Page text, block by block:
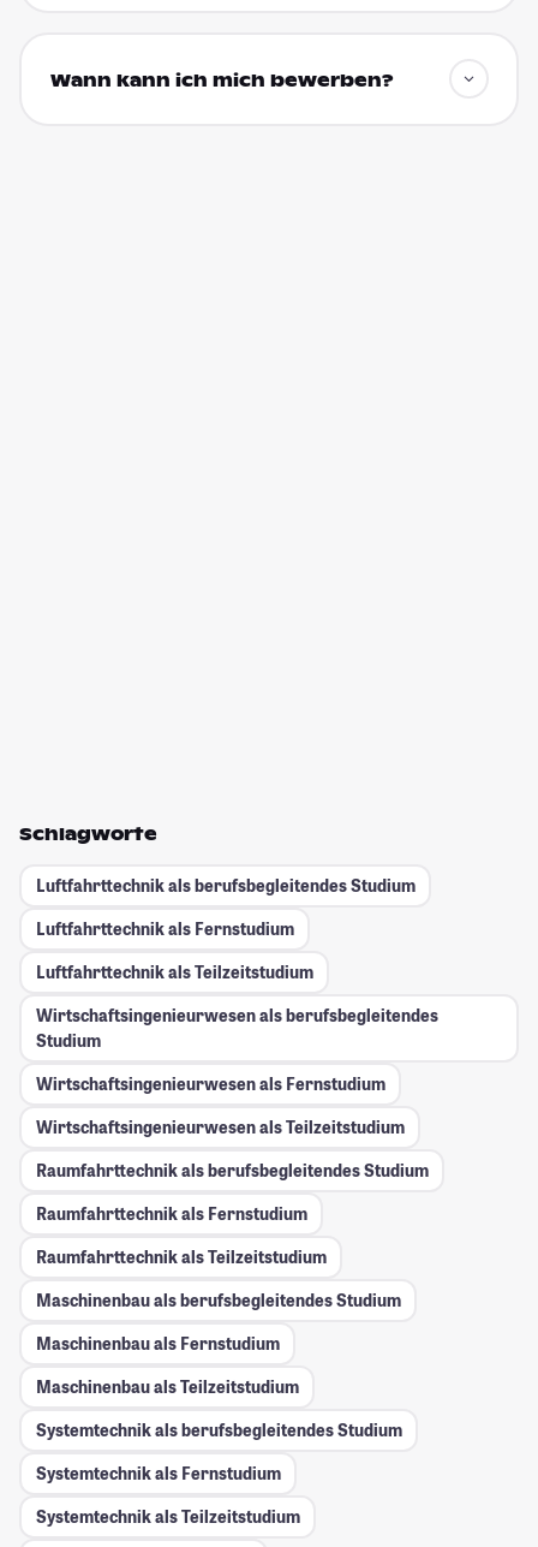
Wann kann ich mich bewerben?
Schlagworte
Luftfahrttechnik als berufsbegleitendes Studium
Luftfahrttechnik als Fernstudium
Luftfahrttechnik als Teilzeitstudium
Wirtschaftsingenieurwesen als berufsbegleitendes
Studium
Wirtschaftsingenieurwesen als Fernstudium
Wirtschaftsingenieurwesen als Teilzeitstudium
Raumfahrttechnik als berufsbegleitendes Studium
Raumfahrttechnik als Fernstudium
Raumfahrttechnik als Teilzeitstudium
Maschinenbau als berufsbegleitendes Studium
Maschinenbau als Fernstudium
Maschinenbau als Teilzeitstudium
Systemtechnik als berufsbegleitendes Studium
Systemtechnik als Fernstudium
Systemtechnik als Teilzeitstudium